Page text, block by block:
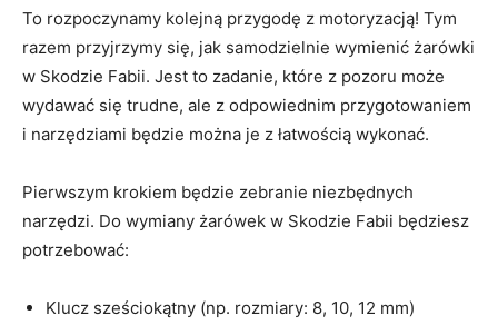
To rozpoczynamy kolejną przygodę​ z⁢ motoryzacją!⁤ Tym
razem⁤ przyjrzymy się, jak⁣ samodzielnie wymienić żarówki
w Skodzie ⁤Fabii. Jest to zadanie, które z pozoru może
wydawać​ się ​trudne, ale z odpowiednim przygotowaniem
i narzędziami będzie można je z łatwością wykonać.
Pierwszym krokiem będzie zebranie niezbędnych
narzędzi. Do wymiany żarówek w Skodzie Fabii będziesz
potrzebować:
Klucz sześciokątny (np. rozmiary: 8, ⁣10, 12 mm)